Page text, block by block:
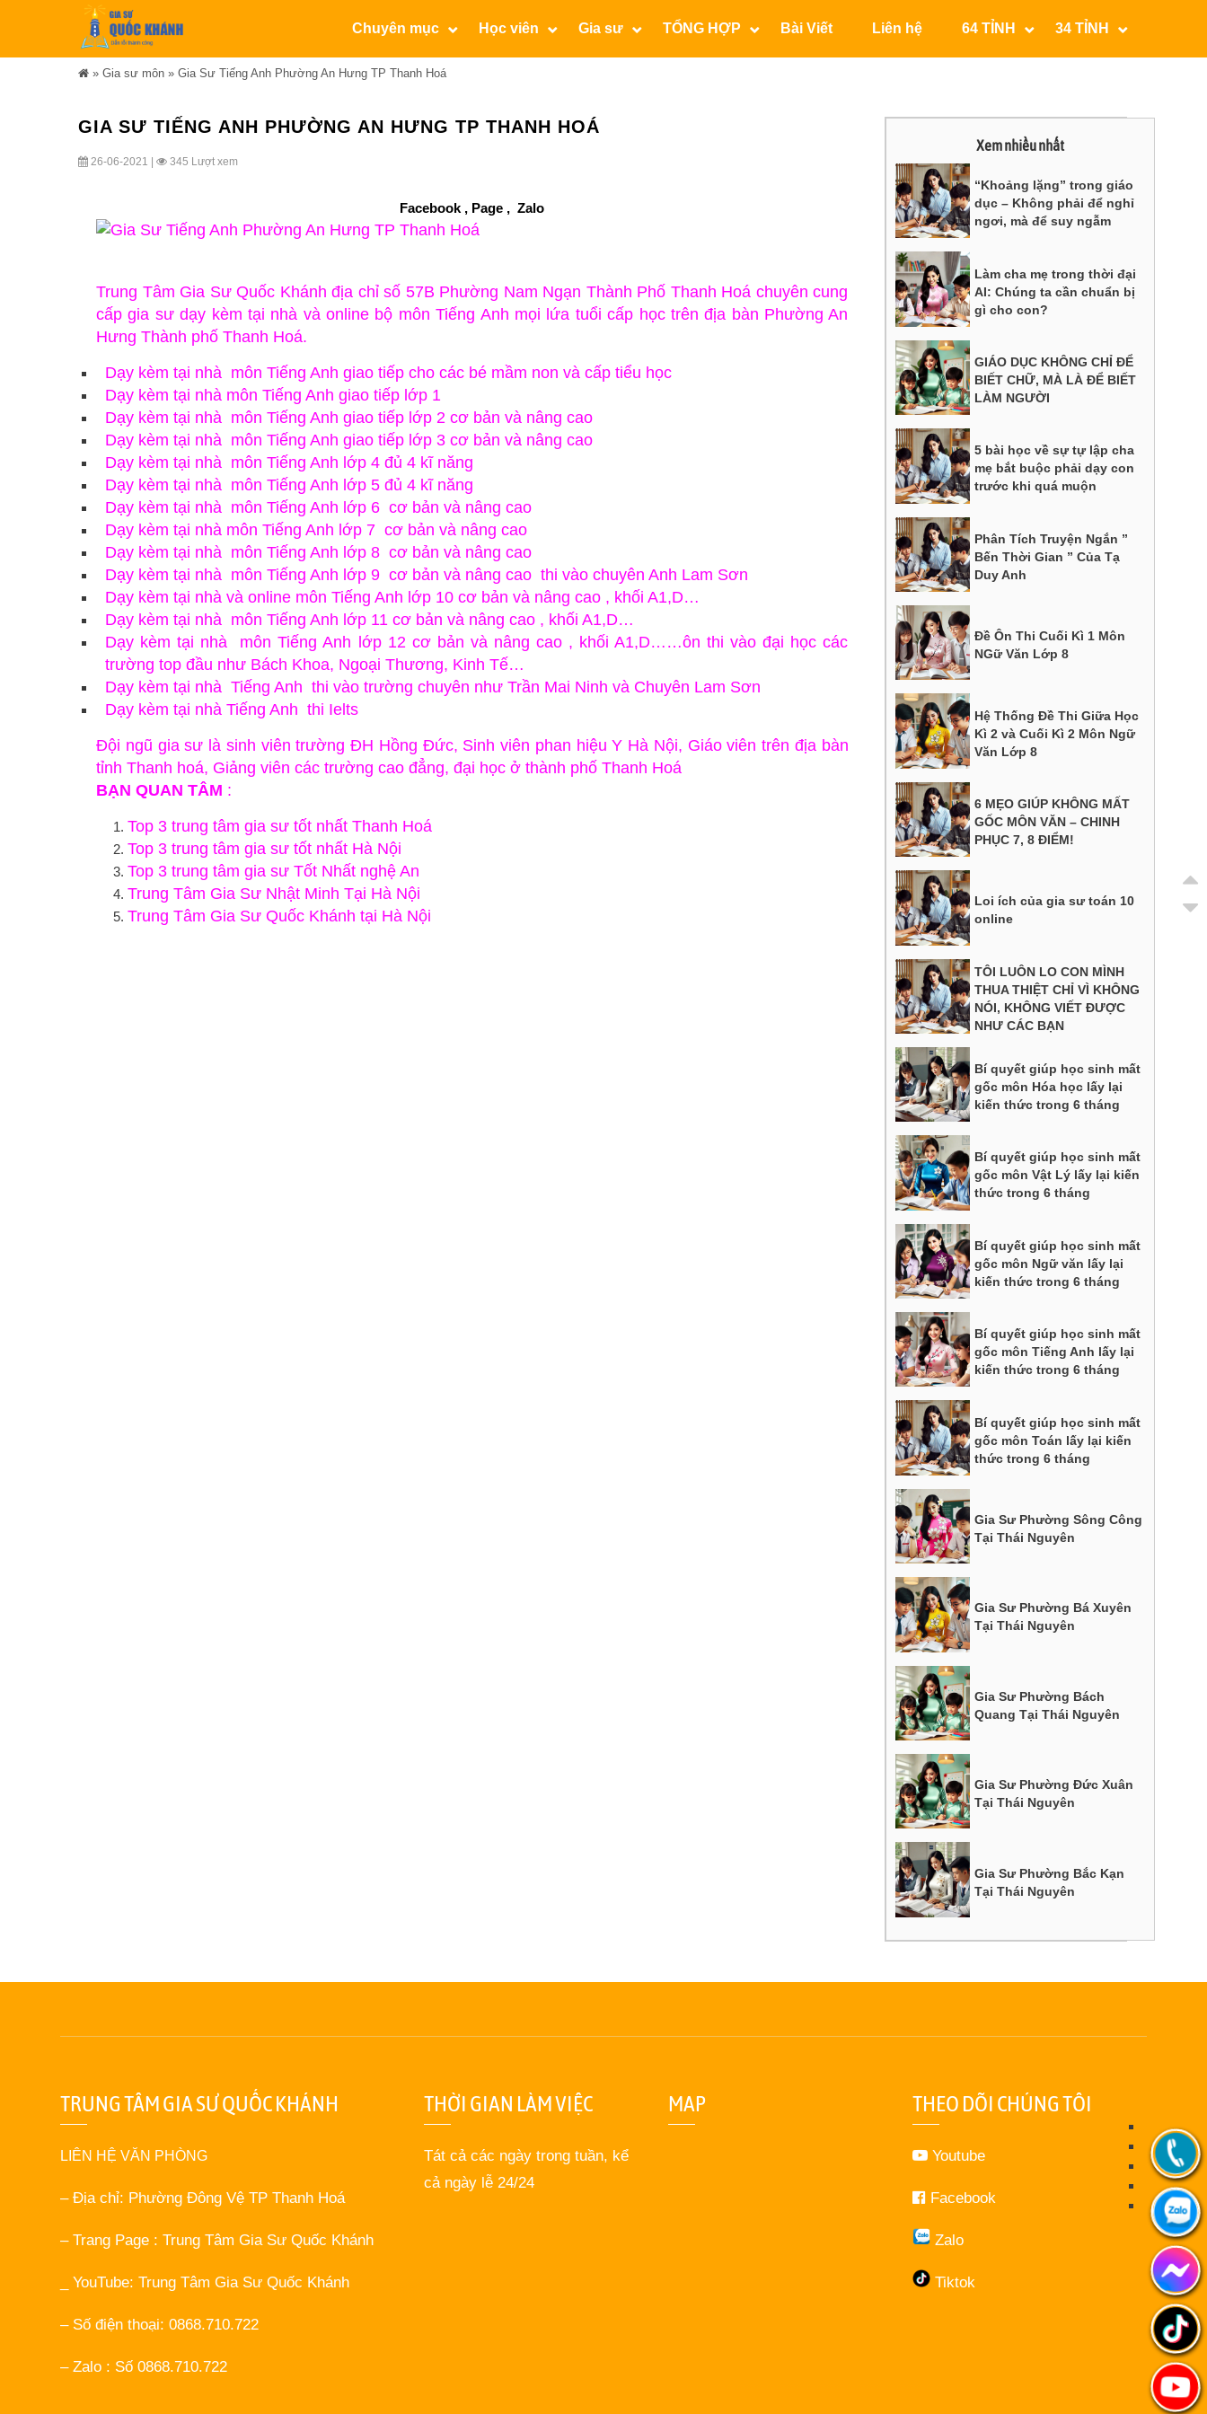
Chuyên mục Học viên Gia sư TỔNG HỢP Bài Viết Liên hệ 64 TỈNH 34 TỈNH
» Gia sư môn » Gia Sư Tiếng Anh Phường An Hưng TP Thanh Hoá
GIA SƯ TIẾNG ANH PHƯỜNG AN HƯNG TP THANH HOÁ
26-06-2021 | 345 Lượt xem
Facebook , Page ,Zalo
Trung Tâm Gia Sư Quốc Khánh địa chỉ số 57B Phường Nam Ngạn Thành Phố Thanh Hoá chuyên cung
cấp gia sư dạy kèm tại nhà và online bộ môn Tiếng Anh mọi lứa tuổi cấp học trên địa bàn Phường An
Hưng Thành phố Thanh Hoá.
Dạy kèm tại nhà môn Tiếng Anh giao tiếp cho các bé mầm non và cấp tiểu học
Dạy kèm tại nhà môn Tiếng Anh giao tiếp lớp 1
Dạy kèm tại nhà môn Tiếng Anh giao tiếp lớp 2 cơ bản và nâng cao
Dạy kèm tại nhà môn Tiếng Anh giao tiếp lớp 3 cơ bản và nâng cao
Dạy kèm tại nhà môn Tiếng Anh lớp 4 đủ 4 kĩ năng
Dạy kèm tại nhà môn Tiếng Anh lớp 5 đủ 4 kĩ năng
Dạy kèm tại nhà môn Tiếng Anh lớp 6 cơ bản và nâng cao
Dạy kèm tại nhà môn Tiếng Anh lớp 7 cơ bản và nâng cao
Dạy kèm tại nhà môn Tiếng Anh lớp 8 cơ bản và nâng cao
Dạy kèm tại nhà môn Tiếng Anh lớp 9 cơ bản và nâng cao thi vào chuyên Anh Lam Sơn
Dạy kèm tại nhà và online môn Tiếng Anh lớp 10 cơ bản và nâng cao , khối A1,D…
Dạy kèm tại nhà môn Tiếng Anh lớp 11 cơ bản và nâng cao , khối A1,D…
Dạy kèm tại nhà môn Tiếng Anh lớp 12 cơ bản và nâng cao , khối A1,D……ôn thi vào đại học các
trường top đầu như Bách Khoa, Ngoại Thương, Kinh Tế…
Dạy kèm tại nhà Tiếng Anh thi vào trường chuyên như Trần Mai Ninh và Chuyên Lam Sơn
Dạy kèm tại nhà Tiếng Anh thi Ielts
Đội ngũ gia sư là sinh viên trường ĐH Hồng Đức, Sinh viên phan hiệu Y Hà Nội, Giáo viên trên địa bàn
tỉnh Thanh hoá, Giảng viên các trường cao đẳng, đại học ở thành phố Thanh Hoá
BẠN QUAN TÂM :
Top 3 trung tâm gia sư tốt nhất Thanh Hoá
Top 3 trung tâm gia sư tốt nhất Hà Nội
Top 3 trung tâm gia sư Tốt Nhất nghệ An
Trung Tâm Gia Sư Nhật Minh Tại Hà Nội
Trung Tâm Gia Sư Quốc Khánh tại Hà Nội
Xem nhiều nhất
“Khoảng lặng” trong giáo
dục – Không phải để nghỉ
ngơi, mà để suy ngẫm
Làm cha mẹ trong thời đại
AI: Chúng ta cần chuẩn bị
gì cho con?
GIÁO DỤC KHÔNG CHỈ ĐỂ
BIẾT CHỮ, MÀ LÀ ĐỂ BIẾT
LÀM NGƯỜI
5 bài học về sự tự lập cha
mẹ bắt buộc phải dạy con
trước khi quá muộn
Phân Tích Truyện Ngắn ”
Bến Thời Gian ” Của Tạ
Duy Anh
Đề Ôn Thi Cuối Kì 1 Môn
NGữ Văn Lớp 8
Hệ Thống Đề Thi Giữa Học
Kì 2 và Cuối Kì 2 Môn Ngữ
Văn Lớp 8
6 MẸO GIÚP KHÔNG MẤT
GỐC MÔN VĂN – CHINH
PHỤC 7, 8 ĐIỂM!
Loi ích của gia sư toán 10
online
TÔI LUÔN LO CON MÌNH
THUA THIỆT CHỈ VÌ KHÔNG
NÓI, KHÔNG VIẾT ĐƯỢC
NHƯ CÁC BẠN
Bí quyết giúp học sinh mất
gốc môn Hóa học lấy lại
kiến thức trong 6 tháng
Bí quyết giúp học sinh mất
gốc môn Vật Lý lấy lại kiến
thức trong 6 tháng
Bí quyết giúp học sinh mất
gốc môn Ngữ văn lấy lại
kiến thức trong 6 tháng
Bí quyết giúp học sinh mất
gốc môn Tiếng Anh lấy lại
kiến thức trong 6 tháng
Bí quyết giúp học sinh mất
gốc môn Toán lấy lại kiến
thức trong 6 tháng
Gia Sư Phường Sông Công
Tại Thái Nguyên
Gia Sư Phường Bá Xuyên
Tại Thái Nguyên
Gia Sư Phường Bách
Quang Tại Thái Nguyên
Gia Sư Phường Đức Xuân
Tại Thái Nguyên
Gia Sư Phường Bắc Kạn
Tại Thái Nguyên
TRUNG TÂM GIA SƯ QUỐC KHÁNH
LIÊN HỆ VĂN PHÒNG
– Địa chỉ: Phường Đông Vệ TP Thanh Hoá
– Trang Page : Trung Tâm Gia Sư Quốc Khánh
_ YouTube: Trung Tâm Gia Sư Quốc Khánh
– Số điện thoại: 0868.710.722
– Zalo : Số 0868.710.722
THỜI GIAN LÀM VIỆC
Tát cả các ngày trong tuần, kể
cả ngày lễ 24/24
MAP THEO DÕI CHÚNG TÔI
Youtube
Facebook
Zalo
Tiktok